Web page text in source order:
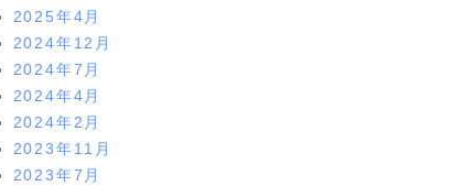
2025年4月
2024年12月
2024年7月
2024年4月
2024年2月
2023年11月
2023年7月